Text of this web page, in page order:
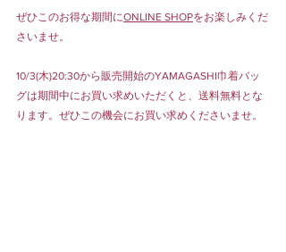
ぜひこのお得な期間にONLINE SHOPをお楽しみくだ
さいませ。
10/3(木)20:30から販売開始のYAMAGASHI巾着バッ
グは期間中にお買い求めいただくと、送料無料とな
ります。ぜひこの機会にお買い求めくださいませ。